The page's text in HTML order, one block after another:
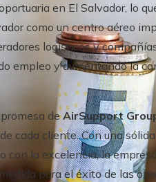
en El Salvador, lo
como un centro aéreo
logísticos y
empleo y aumentando la
deAirSupport
cada cliente. Con una
la excelencia, la
para el éxito de las